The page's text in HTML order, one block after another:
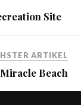
Site
ARTIKEL
Beach